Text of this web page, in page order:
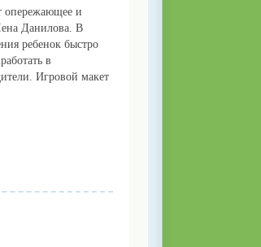
опережающее и
Данилова. В
ребенок быстро
в
Игровой макет